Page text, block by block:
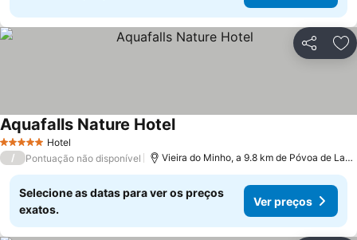
Partilhar
5 Estrelas Hotel
Aquafalls Nature HotelVer preços
/ Pontuação não disponível Vieira do Minho, a 9.8 km de Póvoa de
Selecione as datas para ver os preços
exatos.
Ver preços